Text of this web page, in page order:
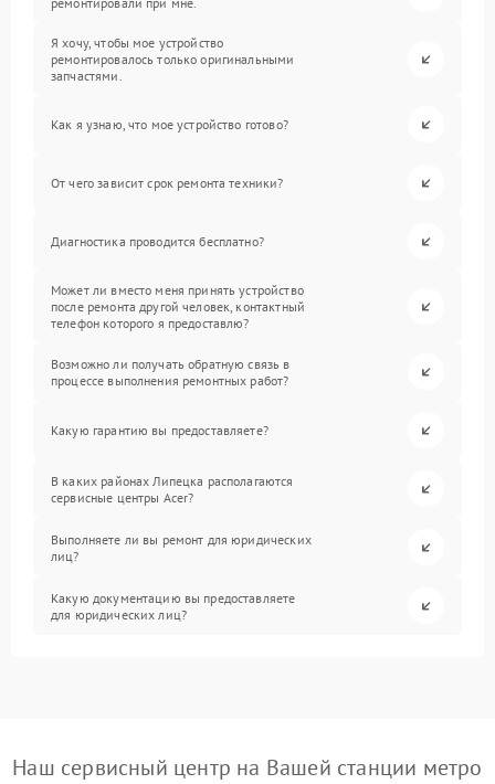
Я хочу, чтобы мое устройство
ремонтировалось только оригинальными
запчастями.
Как я узнаю, что мое устройство готово?
От чего зависит срок ремонта техники?
Диагностика проводится бесплатно?
Может ли вместо меня принять устройство
после ремонта другой человек, контактный
телефон которого я предоставлю?
Возможно ли получать обратную связь в
процессе выполнения ремонтных работ?
Какую гарантию вы предоставляете?
В каких районах Липецка располагаются
сервисные центры Acer?
Выполняете ли вы ремонт для юридических
лиц?
Какую документацию вы предоставляете
для юридических лиц?
Наш сервисный центр на Вашей станции метро